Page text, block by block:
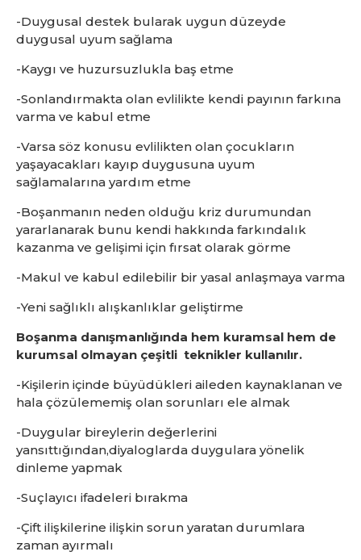
-Duygusal destek bularak uygun düzeyde
duygusal uyum sağlama
-Kaygı ve huzursuzlukla baş etme
-Sonlandırmakta olan evlilikte kendi payının farkına
varma ve kabul etme
-Varsa söz konusu evlilikten olan çocukların
yaşayacakları kayıp duygusuna uyum
sağlamalarına yardım etme
-Boşanmanın neden olduğu kriz durumundan
yararlanarak bunu kendi hakkında farkındalık
kazanma ve gelişimi için fırsat olarak görme
-Makul ve kabul edilebilir bir yasal anlaşmaya varma
-Yeni sağlıklı alışkanlıklar geliştirme
Boşanma danışmanlığında hem kuramsal hem de
kurumsal olmayan çeşitli teknikler kullanılır.
-Kişilerin içinde büyüdükleri aileden kaynaklanan ve
hala çözülememiş olan sorunları ele almak
-Duygular bireylerin değerlerini
yansıttığından,diyaloglarda duygulara yönelik
dinleme yapmak
-Suçlayıcı ifadeleri bırakma
-Çift ilişkilerine ilişkin sorun yaratan durumlara
zaman ayırmalı